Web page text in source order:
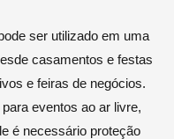
ser utilizado em uma
casamentos e festas
e feiras de negócios.
eventos ao ar livre,
é necessário proteção